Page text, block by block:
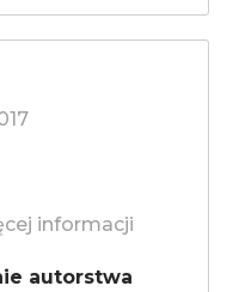
informacji
autorstwa